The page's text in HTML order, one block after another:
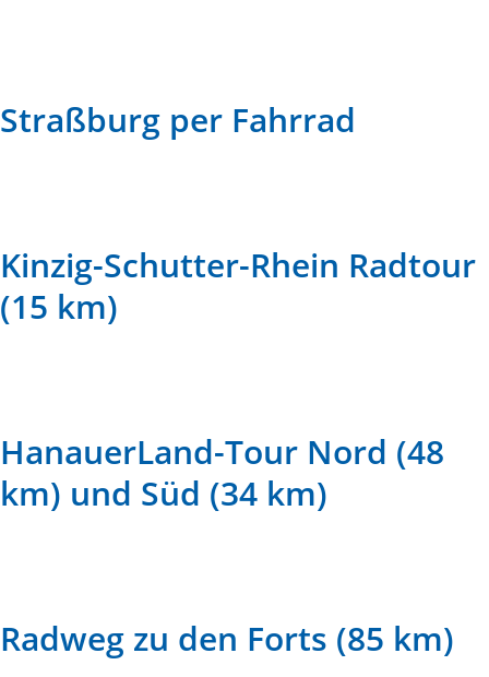
Straßburg per Fahrrad
Kinzig-Schutter-Rhein Radtour
(15 km)
HanauerLand-Tour Nord (48
km) und Süd (34 km)
Radweg zu den Forts (85 km)